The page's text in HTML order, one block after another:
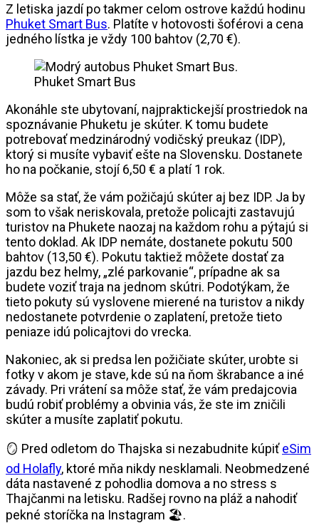
Z letiska jazdí po takmer celom ostrove každú hodinu
Phuket Smart Bus. Platíte v hotovosti šoférovi a cena
jedného lístka je vždy 100 bahtov (2,70 €).
Phuket Smart Bus
Akonáhle ste ubytovaní, najpraktickejší prostriedok na
spoznávanie Phuketu je skúter. K tomu budete
potrebovať medzinárodný vodičský preukaz (IDP),
ktorý si musíte vybaviť ešte na Slovensku. Dostanete
ho na počkanie, stojí 6,50 € a platí 1 rok.
Môže sa stať, že vám požičajú skúter aj bez IDP. Ja by
som to však neriskovala, pretože policajti zastavujú
turistov na Phukete naozaj na každom rohu a pýtajú si
tento doklad. Ak IDP nemáte, dostanete pokutu 500
bahtov (13,50 €). Pokutu taktiež môžete dostať za
jazdu bez helmy, „zlé parkovanie“, prípadne ak sa
budete voziť traja na jednom skútri. Podotýkam, že
tieto pokuty sú vyslovene mierené na turistov a nikdy
nedostanete potvrdenie o zaplatení, pretože tieto
peniaze idú policajtovi do vrecka.
Nakoniec, ak si predsa len požičiate skúter, urobte si
fotky v akom je stave, kde sú na ňom škrabance a iné
závady. Pri vrátení sa môže stať, že vám predajcovia
budú robiť problémy a obvinia vás, že ste im zničili
skúter a musíte zaplatiť pokutu.
🪞 Pred odletom do Thajska si nezabudnite kúpiťeSim
od Holafly, ktoré mňa nikdy nesklamali. Neobmedzené
dáta nastavené z pohodlia domova a no stress s
Thajčanmi na letisku. Radšej rovno na pláž a nahodiť
pekné storíčka na Instagram 🏖️.